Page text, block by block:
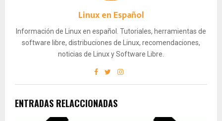
Linux en Español
Información de Linux en español. Tutoriales, herramientas de
software libre, distribuciones de Linux, recomendaciones,
noticias de Linux y Software Libre.
ENTRADAS RELACCIONADAS